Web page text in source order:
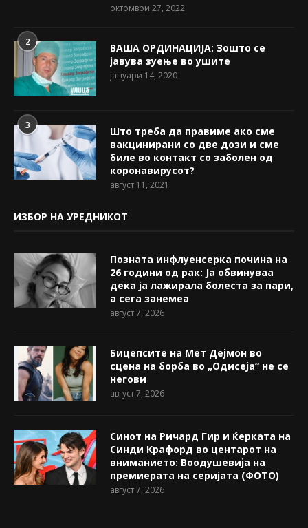
октомври 27, 2022
2
ВАША ОРДИНАЦИЈА: Зошто се
јавува зуење во ушите
јануари 14, 2020
3
Што треба да правиме ако сме
вакцинирани со две дози и сме
биле во контакт со заболен од
коронавирусот?
август 11, 2021
ИЗБОР НА УРЕДНИКОТ
Позната инфлуенсерка почина на
26 години од рак: Ја обвинуваа
дека ја лажирала болеста за пари,
а сега занемеа
август 7, 2026
Бицепсите на Мет Дејмон во
сцена на борба во „Одисеја“ не се
негови
август 7, 2026
Синот на Ричард Гир и ќерката на
Синди Крафорд во центарот на
вниманието: Воодушевија на
премиерата на серијата (ФОТО)
август 7, 2026